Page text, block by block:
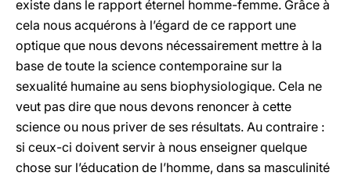
existe dans le rapport éternel homme-femme. Grâce à
cela nous acquérons à l’égard de ce rapport une
optique que nous devons nécessairement mettre à la
base de toute la science contemporaine sur la
sexualité humaine au sens biophysiologique. Cela ne
veut pas dire que nous devons renoncer à cette
science ou nous priver de ses résultats. Au contraire :
si ceux-ci doivent servir à nous enseigner quelque
chose sur l’éducation de l’homme, dans sa masculinité